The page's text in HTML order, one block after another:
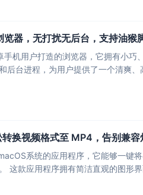
器，无打扰无后台，支持油猴
机用户打造的浏览器，它拥有小巧、
台进程，为用户提供了一个清爽、高
换视频格式至 MP4，告别兼容
系统的应用程序，它能够一键